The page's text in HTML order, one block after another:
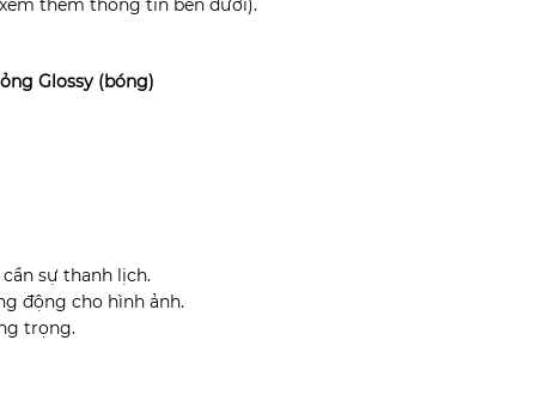
thêm thông tin bên dưới).
Glossy (bóng)
sự thanh lịch.
động cho hình ảnh.
trọng.